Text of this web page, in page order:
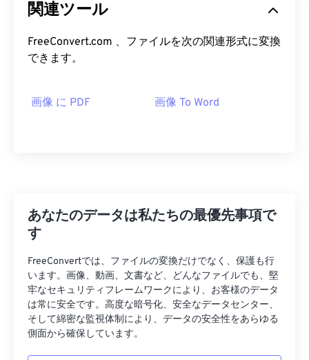
関連ツール
FreeConvert.com 、ファイルを次の関連形式に変換
できます。
画像 に PDF 画像 To Word
あなたのデータは私たちの最優先事項で
す
FreeConvertでは、ファイルの変換だけでなく、保護も行
います。画像、動画、文書など、どんなファイルでも、堅
牢なセキュリティフレームワークにより、お客様のデータ
は常に安全です。高度な暗号化、安全なデータセンター、
そして綿密な監視体制により、データの安全性をあらゆる
側面から確保しています。